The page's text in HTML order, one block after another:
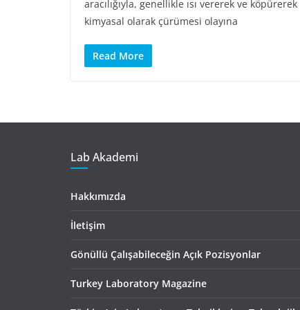
aracılığıyla, genellikle ısı vererek ve köpürerek
kimyasal olarak çürümesi olayına
Read More
Lab Akademi
Hakkımızda
İletişim
Gönüllü Çalışabileceğin Açık Pozisyonlar
Turkey Laboratory Magazine